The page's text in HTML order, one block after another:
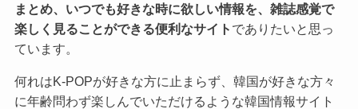
まとめ、いつでも好きな時に欲しい情報を、雑誌感覚で
楽しく見ることができる便利なサイト でありたいと思っ
ています。
何れはK-POPが好きな方に止まらず、韓国が好きな方々
に年齢問わず楽しんでいただけるような韓国情報サイト